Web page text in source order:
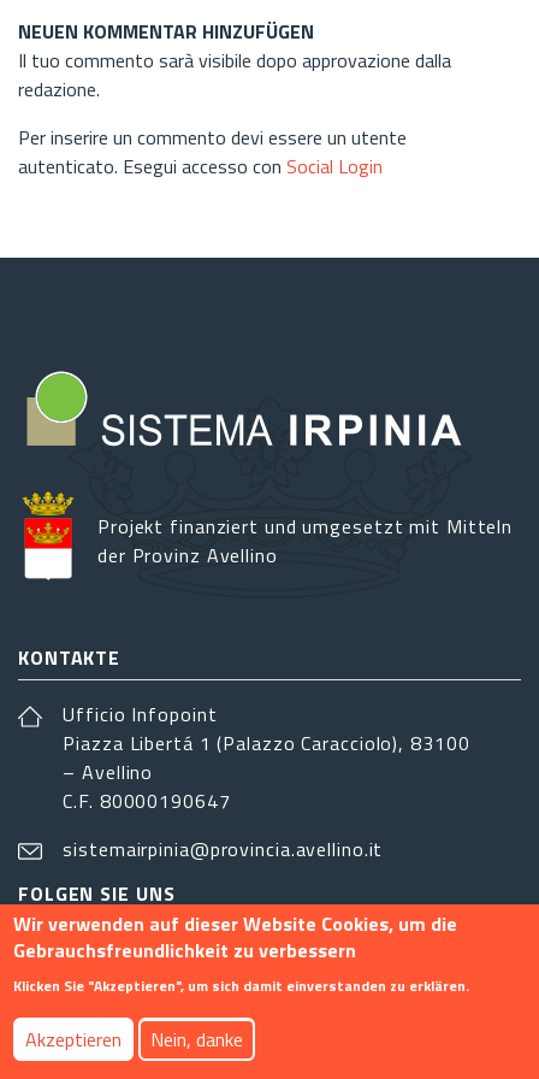
NEUEN KOMMENTAR HINZUFÜGEN
Il tuo commento sarà visibile dopo approvazione dalla
redazione.
Per inserire un commento devi essere un utente
autenticato. Esegui accesso con Social Login
Projekt finanziert und umgesetzt mit Mitteln
der Provinz Avellino
KONTAKTE
Ufficio Infopoint
Piazza Libertá 1 (Palazzo Caracciolo), 83100
– Avellino
C.F. 80000190647
sistemairpinia@provincia.avellino.it
FOLGEN SIE UNS
Footer menu
Info Kontakt Privacy
Wir verwenden auf dieser Website Cookies, um die
Gebrauchsfreundlichkeit zu verbessern
Klicken Sie "Akzeptieren", um sich damit einverstanden zu erklären.
Akzeptieren Nein, danke